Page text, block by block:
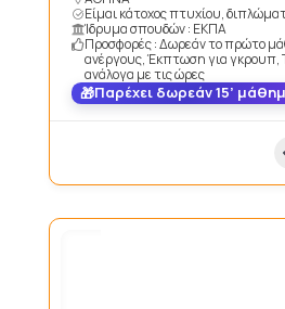
Είμαι κάτοχος πτυχίου,
Ίδρυμα σπουδών : ΕΚΠΑ
Προσφορές : Δωρεάν το πρώτο
ανέργους, Έκπτωση για γκρουπ,
ανάλογα με τις ώρες
Παρέχει δωρεάν 15’